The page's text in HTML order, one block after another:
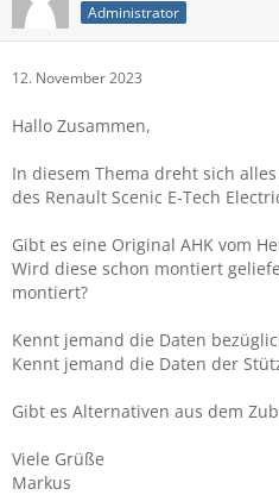
Administrator
12. November 2023
Hallo Zusammen,
In diesem Thema dreht sich
des Renault Scenic E-Tech
Gibt es eine Original AHK vom
Wird diese schon montiert
montiert?
Kennt jemand die Daten
Kennt jemand die Daten der
Gibt es Alternativen aus dem
Viele Grüße
Markus